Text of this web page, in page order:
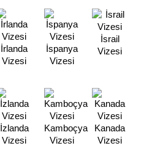
İrlanda
Vizesi
İspanya
Vizesi
İsrail
Vizesi
İzlanda
Vizesi
Kamboçya
Vizesi
Kanada
Vizesi